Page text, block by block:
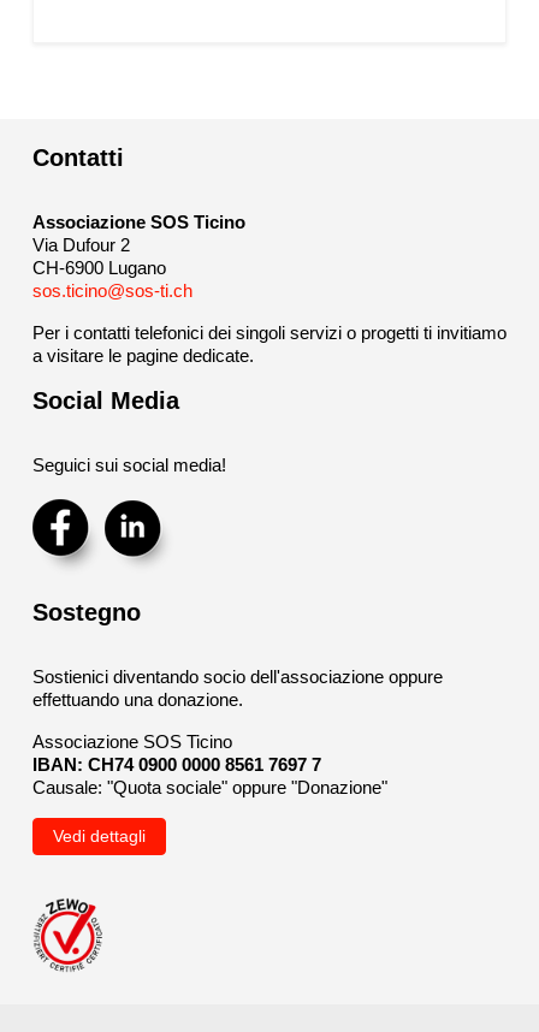
Contatti
Associazione SOS Ticino
Via Dufour 2
CH-6900 Lugano
sos.ticino@sos-ti.ch
Per i contatti telefonici dei singoli servizi o progetti ti invitiamo
a visitare le pagine dedicate.
Social Media
Seguici sui social media!
Sostegno
Sostienici diventando socio dell'associazione oppure
effettuando una donazione.
Associazione SOS Ticino
IBAN: CH74 0900 0000 8561 7697 7
Causale: "Quota sociale" oppure "Donazione"
Vedi dettagli